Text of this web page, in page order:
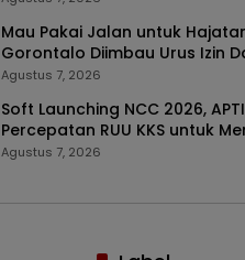
Mau Pakai Jalan untuk
Gorontalo Diimbau Urus Izin
Agustus 7, 2026
Soft Launching NCC 2026,
Percepatan RUU KKS untuk
Kedaulatan Digital Indonesia
Agustus 7, 2026